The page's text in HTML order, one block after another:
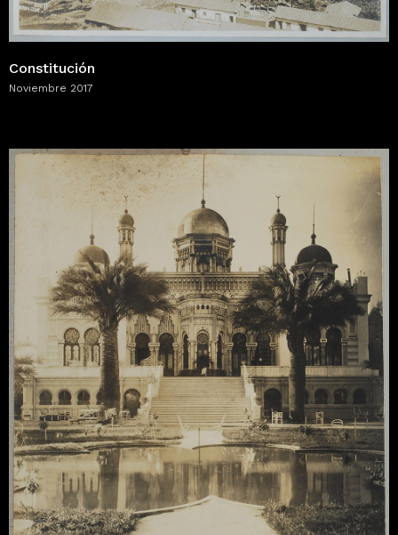
Constitución
Noviembre 2017